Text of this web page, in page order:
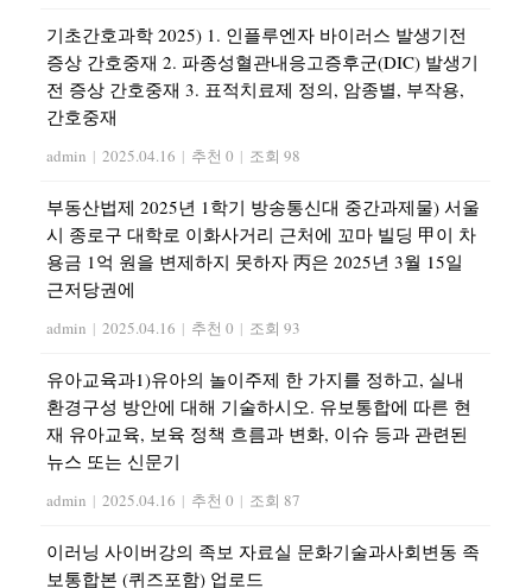
기초간호과학 2025) 1. 인플루엔자 바이러스 발생기전
증상 간호중재 2. 파종성혈관내응고증후군(DIC) 발생기
전 증상 간호중재 3. 표적치료제 정의, 암종별, 부작용,
간호중재
admin | 2025.04.16 | 추천 0 | 조회 98
부동산법제 2025년 1학기 방송통신대 중간과제물) 서울
시 종로구 대학로 이화사거리 근처에 꼬마 빌딩 甲이 차
용금 1억 원을 변제하지 못하자 丙은 2025년 3월 15일
근저당권에
admin | 2025.04.16 | 추천 0 | 조회 93
유아교육과1)유아의 놀이주제 한 가지를 정하고, 실내
환경구성 방안에 대해 기술하시오. 유보통합에 따른 현
재 유아교육, 보육 정책 흐름과 변화, 이슈 등과 관련된
뉴스 또는 신문기
admin | 2025.04.16 | 추천 0 | 조회 87
이러닝 사이버강의 족보 자료실 문화기술과사회변동 족
보통합본 (퀴즈포함) 업로드